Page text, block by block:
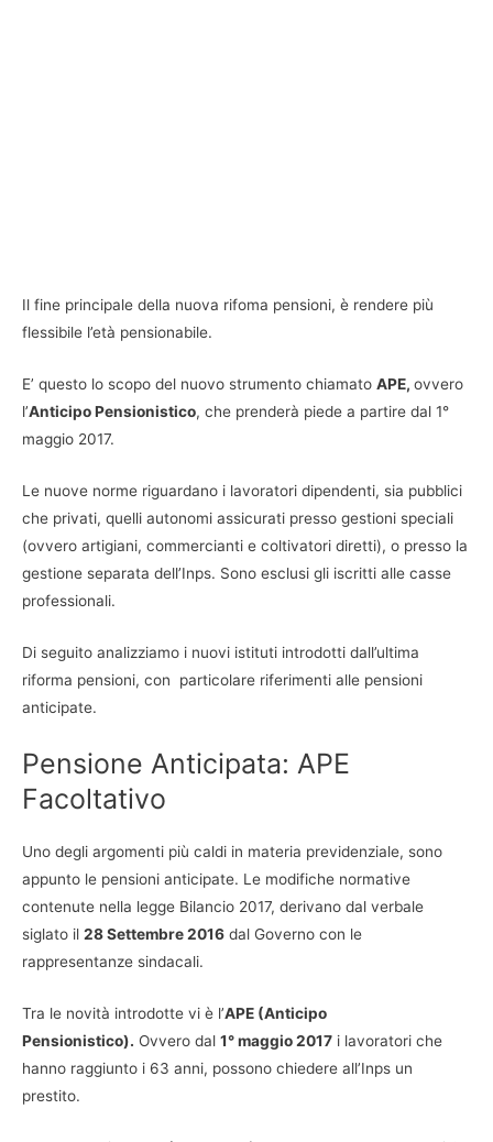
Il fine principale della nuova rifoma pensioni, è rendere più
flessibile l’età pensionabile.
E’ questo lo scopo del nuovo strumento chiamato APE, ovvero
l’Anticipo Pensionistico, che prenderà piede a partire dal 1°
maggio 2017.
Le nuove norme riguardano i lavoratori dipendenti, sia pubblici
che privati, quelli autonomi assicurati presso gestioni speciali
(ovvero artigiani, commercianti e coltivatori diretti), o presso la
gestione separata dell’Inps. Sono esclusi gli iscritti alle casse
professionali.
Di seguito analizziamo i nuovi istituti introdotti dall’ultima
riforma pensioni, con particolare riferimenti alle pensioni
anticipate.
Pensione Anticipata: APE
Facoltativo
Uno degli argomenti più caldi in materia previdenziale, sono
appunto le pensioni anticipate. Le modifiche normative
contenute nella legge Bilancio 2017, derivano dal verbale
siglato il 28 Settembre 2016 dal Governo con le
rappresentanze sindacali.
Tra le novità introdotte vi è l’APE (Anticipo
Pensionistico). Ovvero dal 1° maggio 2017 i lavoratori che
hanno raggiunto i 63 anni, possono chiedere all’Inps un
prestito.